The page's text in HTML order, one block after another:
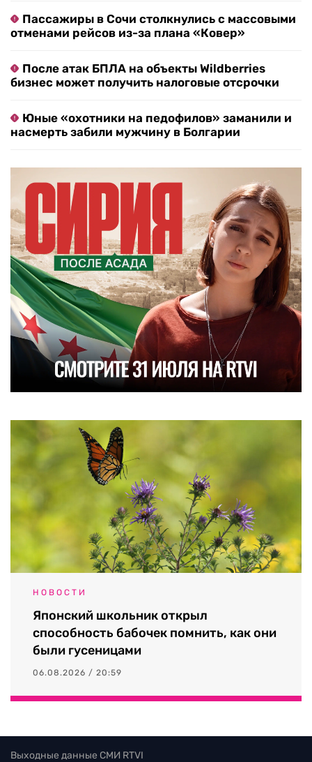
Пассажиры в Сочи столкнулись с массовыми
отменами рейсов из-за плана «Ковер»
После атак БПЛА на объекты Wildberries
бизнес может получить налоговые отсрочки
Юные «охотники на педофилов» заманили и
насмерть забили мужчину в Болгарии
НОВОСТИ
Японский школьник открыл
способность бабочек помнить, как они
были гусеницами
06.08.2026 / 20:59
Выходные данные СМИ RTVI